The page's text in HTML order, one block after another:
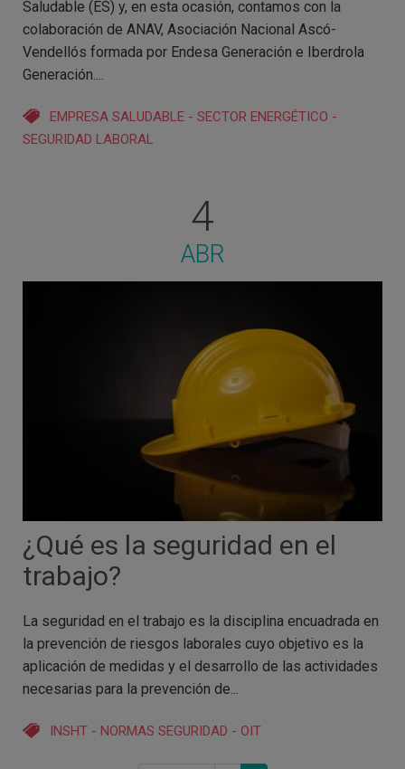
Saludable (ES) y, en esta ocasión, contamos con la
colaboración de ANAV, Asociación Nacional Ascó-
Vendellós formada por Endesa Generación e Iberdrola
Generación....
EMPRESA SALUDABLE - SECTOR ENERGÉTICO -
SEGURIDAD LABORAL
4
ABR
¿Qué es la seguridad en el
trabajo?
La seguridad en el trabajo es la disciplina encuadrada en
la prevención de riesgos laborales cuyo objetivo es la
aplicación de medidas y el desarrollo de las actividades
necesarias para la prevención de...
INSHT - NORMAS SEGURIDAD - OIT